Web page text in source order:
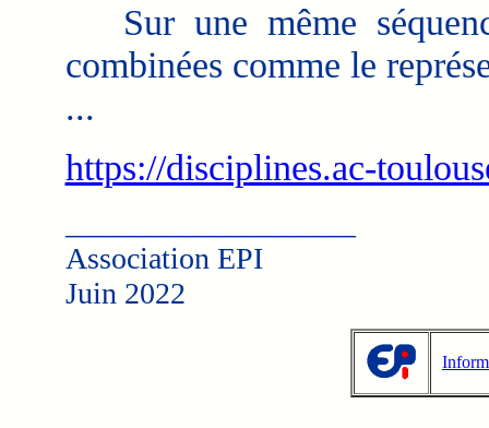
Sur une même
combinées comme le
...
https://disciplines.ac-
Association EPI
Juin 2022